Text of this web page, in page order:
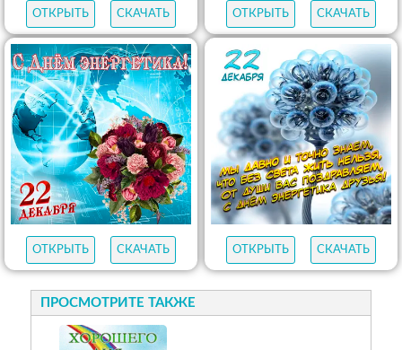
ОТКРЫТЬ СКАЧАТЬ ОТКРЫТЬ СКАЧАТЬ
ОТКРЫТЬ СКАЧАТЬ ОТКРЫТЬ СКАЧАТЬ
ПРОСМОТРИТЕ ТАКЖЕ